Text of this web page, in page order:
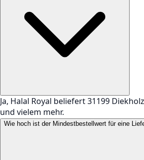
Ja, Halal Royal beliefert 31199
und vielem mehr.
Wie hoch ist der Mindestbestellwert für eine